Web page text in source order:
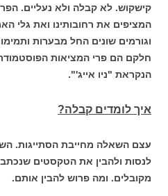
קישקוש. לא קבלה ולא נעליים.
המציפים את רחובותינו ואת גלי
וגורמים שונים החל מבערות
חלקם הם פרי המציאות
הנקראת "ניו אייג'".
איך לומדים קבלה?
עצם השאלה מחייבת הסתייגות.
לנסות ולהבין את הטקסטים
מקובלים. ומה פרוש להבין אותם.